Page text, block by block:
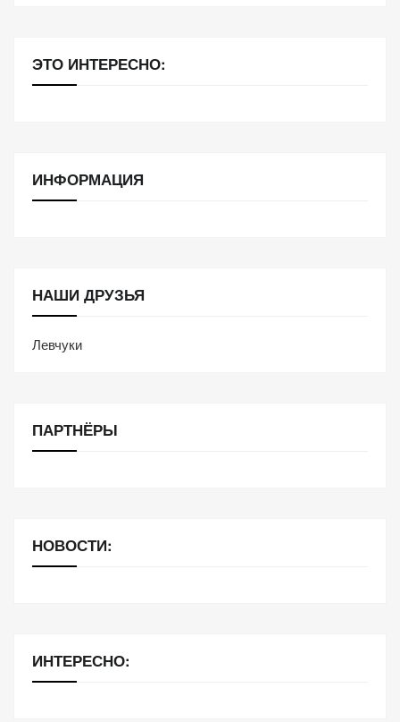
ЭТО ИНТЕРЕСНО:
ИНФОРМАЦИЯ
НАШИ ДРУЗЬЯ
Левчуки
ПАРТНЁРЫ
НОВОСТИ:
ИНТЕРЕСНО: